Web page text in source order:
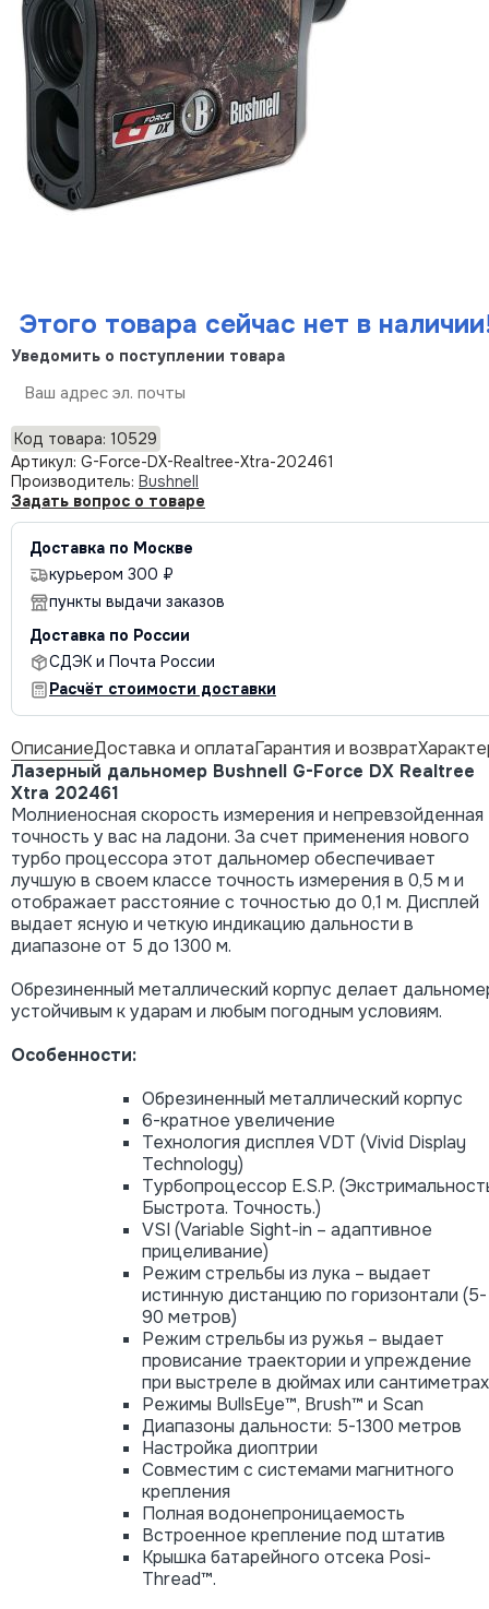
Этого товара сейчас нет в
Уведомить о поступлении товара
Код товара: 10529
Артикул: G-Force-DX-Realtree-Xtra-202461
Производитель: Bushnell
Задать вопрос о товаре
Доставка по Москве
курьером 300 ₽
пункты выдачи заказов
Доставка по России
СДЭК и Почта России
Расчёт стоимости доставки
ОписаниеДоставка и оплатаГарантия и возврат
Лазерный дальномер Bushnell G-Force DX Realtree
Xtra 202461
Молниеносная скорость измерения и непревзойденная
точность у вас на ладони. За счет применения нового
турбо процессора этот дальномер обеспечивает
лучшую в своем классе точность измерения в 0,5 м и
отображает расстояние с точностью до 0,1 м. Дисплей
выдает ясную и четкую индикацию дальности в
диапазоне от 5 до 1300 м.
Обрезиненный металлический корпус делает
устойчивым к ударам и любым погодным условиям.
Особенности:
Обрезиненный металлический корпус
6-кратное увеличение
Технология дисплея VDT (Vivid Display
Technology)
Турбопроцессор E.S.P.
Быстрота. Точность.)
VSI (Variable Sight-in – адаптивное
прицеливание)
Режим стрельбы из лука – выдает
истинную дистанцию по горизонтали (5-
90 метров)
Режим стрельбы из ружья – выдает
провисание траектории и упреждение
при выстреле в дюймах или сантиметрах
Режимы BullsEye™, Brush™ и Scan
Диапазоны дальности: 5-1300 метров
Настройка диоптрии
Совместим с системами магнитного
крепления
Полная водонепроницаемость
Встроенное крепление под штатив
Крышка батарейного отсека Posi-
Thread™.